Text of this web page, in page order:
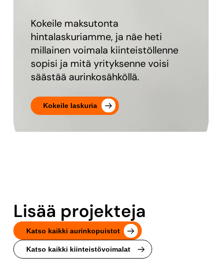
Kokeile maksutonta
hintalaskuriamme, ja näe heti
millainen voimala kiinteistöllenne
sopisi ja mitä yrityksenne voisi
säästää aurinkosähköllä.
Kokeile laskuria
Lisää projekteja
Katso kaikki aurinkopuistot
Katso kaikki kiinteistövoimalat